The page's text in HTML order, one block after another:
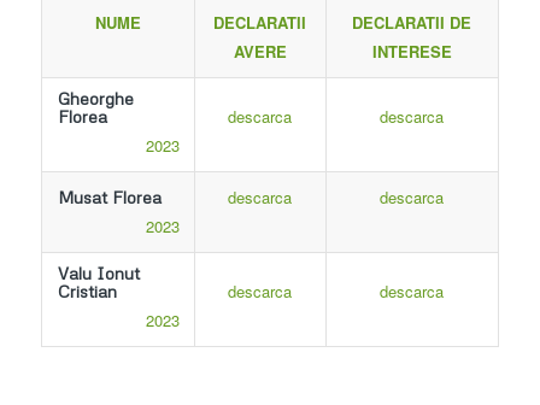
NUME
DECLARATII
AVERE
DECLARATII DE
INTERESE
Gheorghe
Florea
2023
descarca descarca
Musat Florea
2023
descarca descarca
Valu Ionut
Cristian
2023
descarca descarca